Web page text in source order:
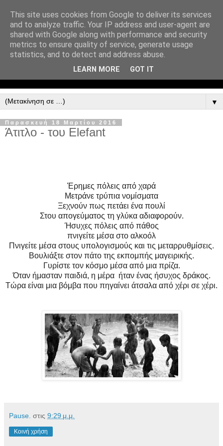
▼
Παρασκευή 18 Μαρτίου 2016
Άτιτλο - του Elefant
Έρημες πόλεις από χαρά
Μετράνε τρύπια νομίσματα
Ξεχνούν πως πετάει ένα πουλί
Στου απογεύματος τη γλύκα αδιαφορούν.
Ήσυχες πόλεις απόπάθος
πνιγείτε μέσα στο αλκοόλ
Πνιγείτε μέσα στους υπολογισμούς και τις μεταρρυθμίσεις.
Βουλιάξτε στον πάτο της εκπομπής μαγειρικής.
Γυρίστε τον κόσμο μέσα απόμια πρίζα.
Όταν ήμασταν παιδιά, η μέρα ήταν ένας ήσυχος δράκος.
Τώρα είναι μια βόμβα που πηγαίνει άτσαλα από χέρι σε χέρι.
Pause. στις 9:29 μ.μ.
Κοινή χρήση
This site uses cookies from Google to deliver its services
and to analyze traffic. Your IP address and user-agent are
shared with Google along with performance and security
metrics to ensure quality of service, generate usage
statistics, and to detect and address abuse.
LEARN MORE GOT IT